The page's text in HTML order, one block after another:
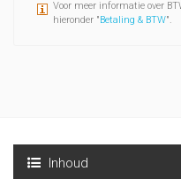
Voor meer informatie over
hieronder "Betaling & BTW".
Inhoud